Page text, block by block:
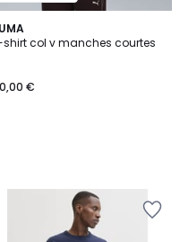
shirt col v manches courtes
€